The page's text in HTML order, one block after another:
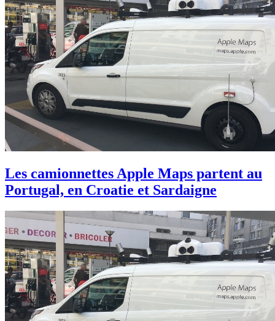
Les camionnettes Apple Maps partent au
Portugal, en Croatie et Sardaigne